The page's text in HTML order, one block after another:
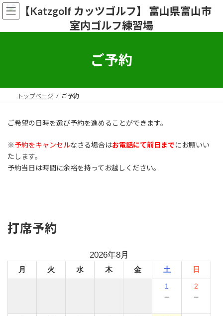
コ
ン
ン
ナ
ビ
ー
ご予約
トップページ ご予約
ご希望の日時を選び予約を進めることができます。
※予約をキャンセルなさる場合はお電話にて前日までにお願いい
たします。
予約当日は時間に余裕を持ってお越しください。
打席予約
2026年8月
月 火 水 木 金 土 日
1
－
2
－